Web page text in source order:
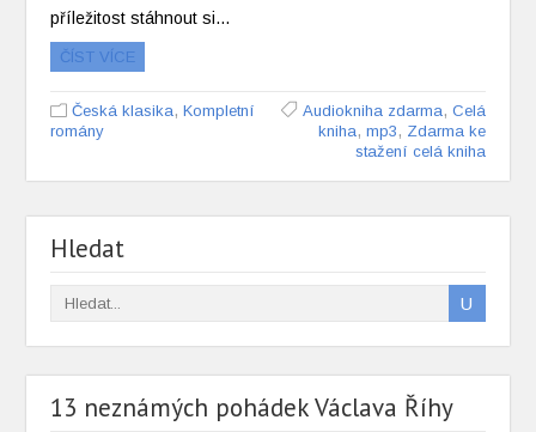
příležitost stáhnout si…
ČÍST VÍCE
Česká klasika,Kompletní
romány
Audiokniha zdarma, Celá
kniha, mp3 , Zdarma ke
stažení celá kniha
Hledat
13 neznámých pohádek Václava Říhy